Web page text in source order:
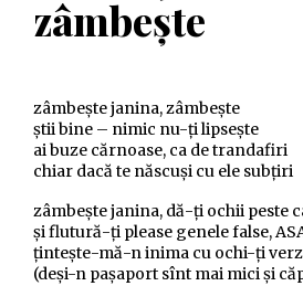
zâmbeşte
zâmbeşte janina, zâmbeşte
ştii bine – nimic nu-ţi lipseşte
ai buze cărnoase, ca de trandafiri
chiar dacă te născuşi cu ele subţiri
zâmbeşte janina, dă-ţi ochii peste
şi flutură-ţi please genele false,
ţinteşte-mă-n inima cu ochi-ţi
(deşi-n paşaport sînt mai mici şi